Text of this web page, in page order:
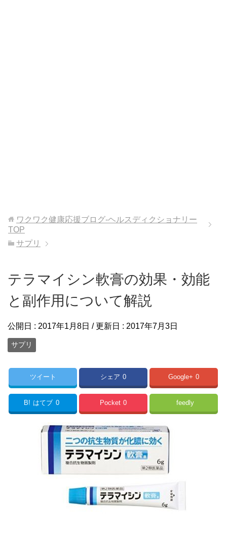
ワクワク健康応援ブログ-ヘルスディクショナリー
TOP
サプリ
テラマイシン軟膏の効果・効能
と副作用について解説
公開日 : 2017年1月8日 / 更新日 : 2017年7月3日
サプリ
ツイート シェア 0 Google+ 0
B! はてブ 0 Pocket 0 feedly